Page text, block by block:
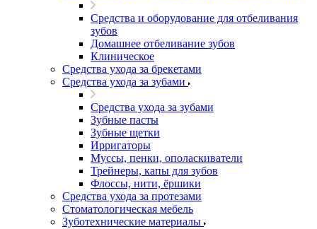
Средства и оборудование для отбеливания
зубов
Домашнее отбеливание зубов
Клиническое
Средства ухода за брекетами
Средства ухода за зубами
Средства ухода за зубами
Зубные пасты
Зубные щетки
Ирригаторы
Муссы, пенки, ополаскиватели
Трейнеры, капы для зубов
Флоссы, нити, ёршики
Средства ухода за протезами
Стоматологическая мебель
Зуботехнические материалы